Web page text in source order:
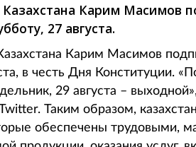
Карим Масимов
27 августа.
Карим Масимов
в честь Дня Конституции.
29 августа –
Таким образом,
обеспечены трудовыми,